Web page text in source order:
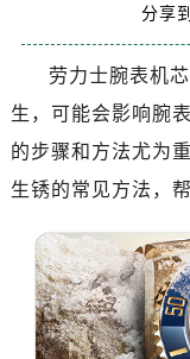
分享
劳力士腕表机
生，可能会影响腕
的步骤和方法尤为
生锈的常见方法，